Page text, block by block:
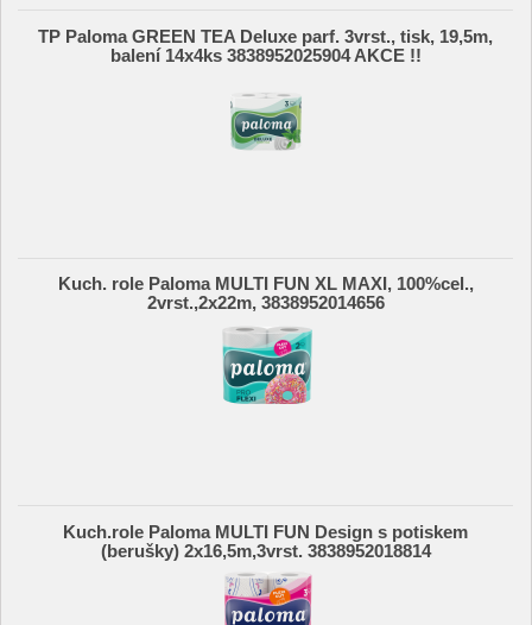
TP Paloma GREEN TEA Deluxe parf. 3vrst., tisk, 19,5m,
balení 14x4ks 3838952025904 AKCE !!
Kuch. role Paloma MULTI FUN XL MAXI, 100%cel.,
2vrst.,2x22m, 3838952014656
Kuch.role Paloma MULTI FUN Design s potiskem
(berušky) 2x16,5m,3vrst. 3838952018814